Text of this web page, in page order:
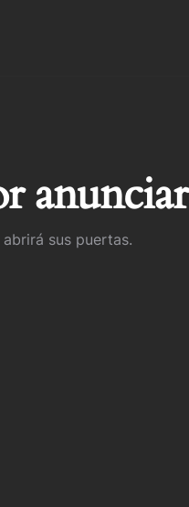
anunciar
sus puertas.